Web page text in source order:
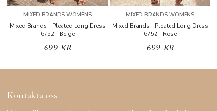
MIXED BRANDS WOMENS
Mixed Brands - Pleated Long Dress
6752 - Beige
699 KR
MIXED BRANDS WOMENS
Mixed Brands - Pleated Long Dress
6752 - Rose
699 KR
Kontakta oss